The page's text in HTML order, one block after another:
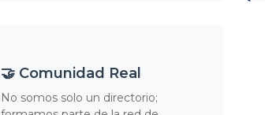
🤝 Comunidad Real
No somos solo un directorio;